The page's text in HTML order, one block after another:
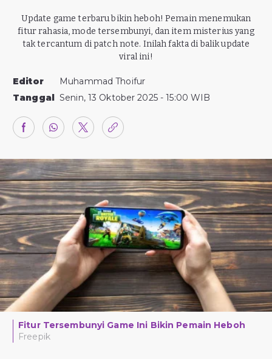
Update game terbaru bikin heboh! Pemain menemukan
fitur rahasia, mode tersembunyi, dan item misterius yang
tak tercantum di patch note. Inilah fakta di balik update
viral ini!
Editor
Muhammad Thoifur
Tanggal Senin, 13 Oktober 2025 - 15:00 WIB
Fitur Tersembunyi Game Ini Bikin Pemain Heboh
Freepik